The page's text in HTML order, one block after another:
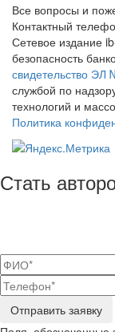
Все вопросы и
Контактный
Сетевое издание
безопасность
свидетельство
службой по
технологий и
Политика
Стать
Отправить заявку